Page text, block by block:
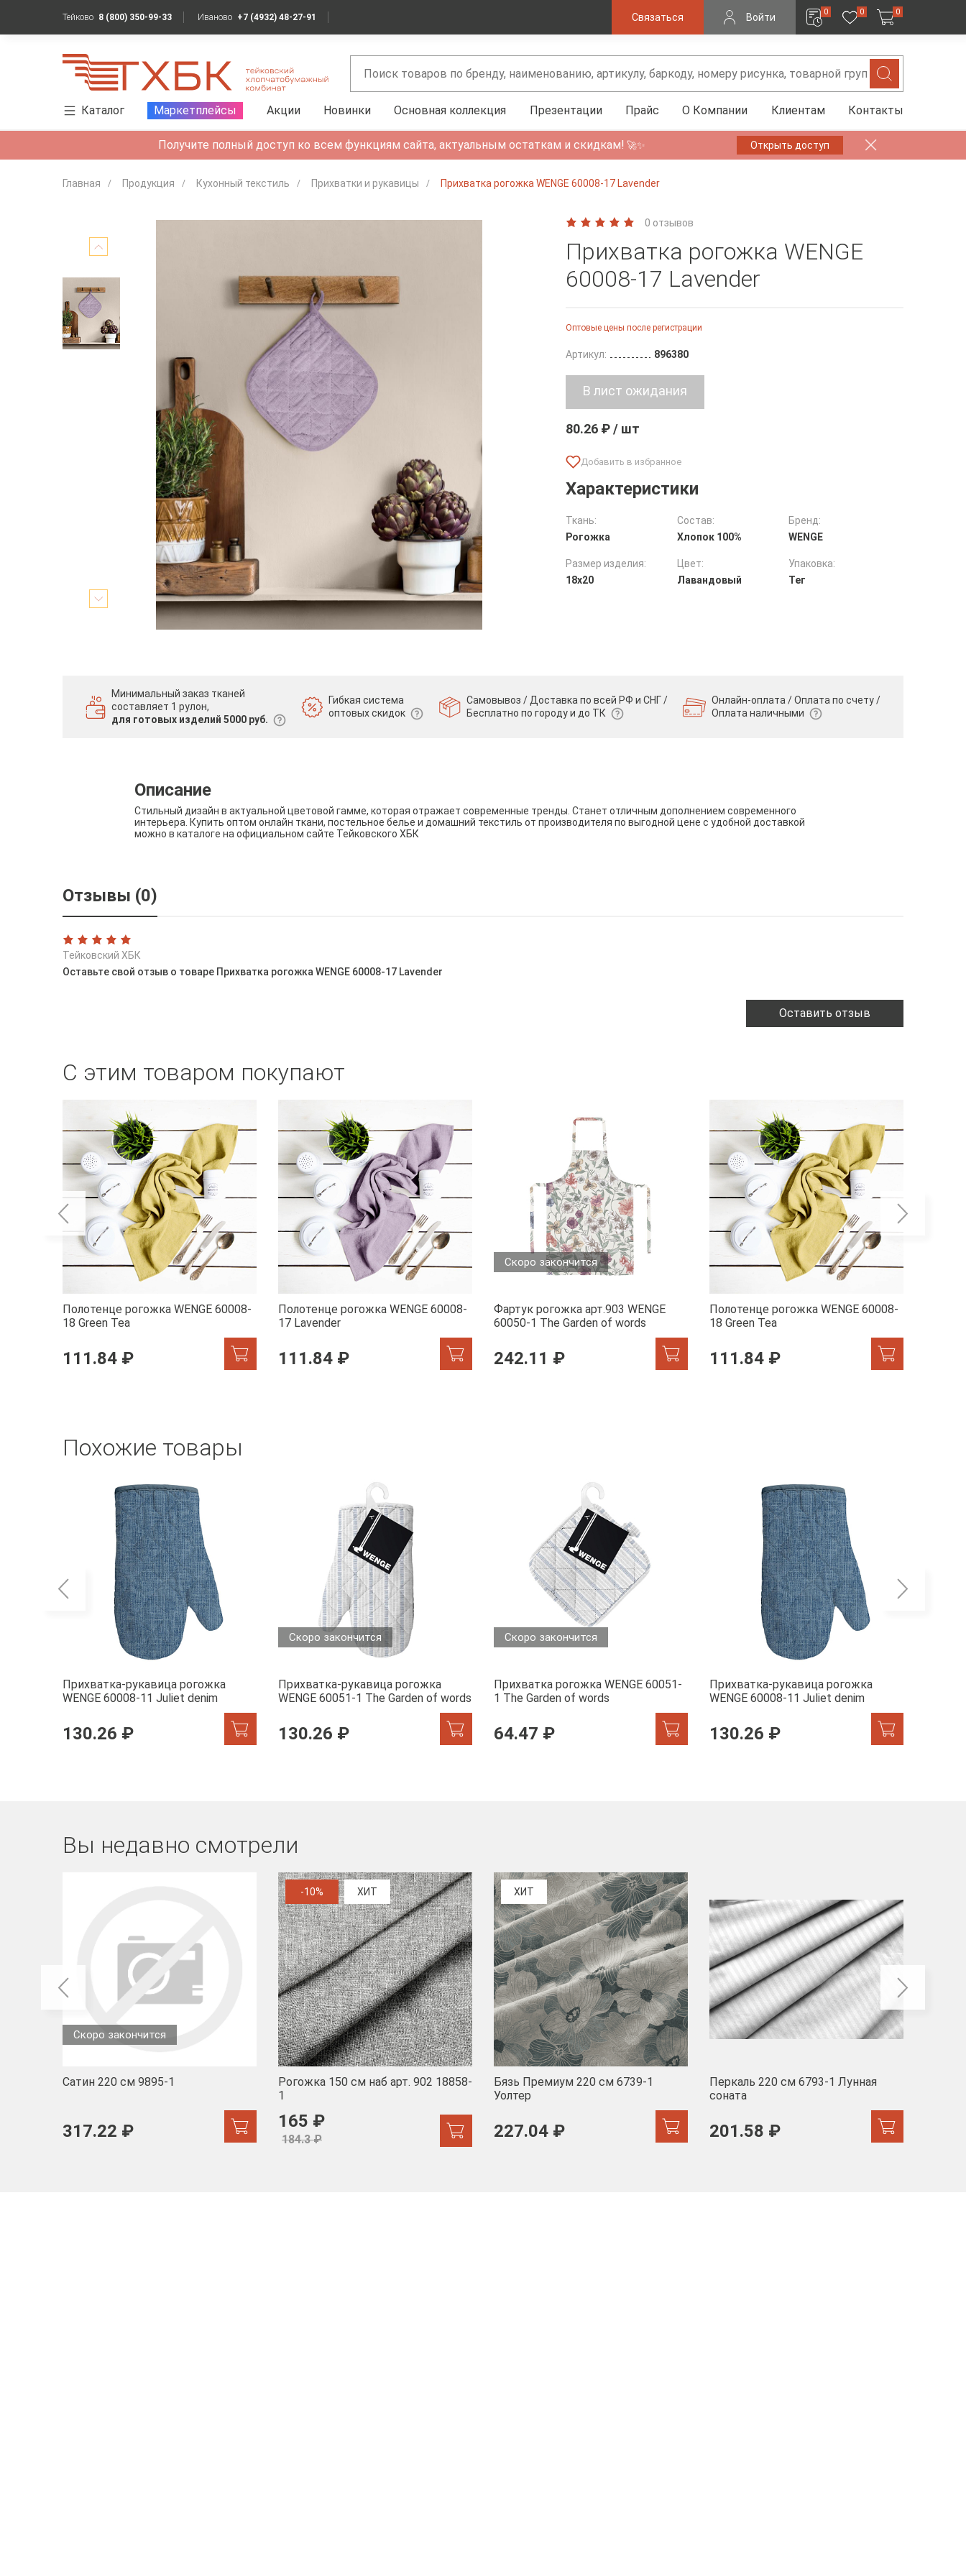
Тейково 8 (800) 350-99-33 Иваново +7 (4932) 48-27-91 Связаться Войти 0 0 0
Каталог Маркетплейсы Акции Новинки Основная коллекция Презентации Прайс О Компании Клиентам Контакты
Получите полный доступ ко всем функциям сайта, актуальным остаткам и скидкам! 🚀✨ Открыть доступ
Главная Продукция Кухонный текстиль Прихватки и рукавицы Прихватка рогожка WENGE 60008-17 Lavender
0 отзывов
Прихватка рогожка WENGE
60008-17 Lavender
Оптовые цены после регистрации
Артикул: 896380
80.26 ₽ / шт
Характеристики
Ткань:
Рогожка
Состав:
Хлопок 100%
Бренд:
WENGE
Размер изделия:
18х20
Цвет:
Лавандовый
Упаковка:
Тег
Минимальный заказ тканей
составляет 1 рулон,
для готовых изделий 5000 руб.
Гибкая система
оптовых скидок
Самовывоз / Доставка по всей РФ и СНГ /
Бесплатно по городу и до ТК
Онлайн-оплата / Оплата по счету /
Оплата наличными
Описание
Стильный дизайн в актуальной цветовой гамме, которая отражает современные тренды. Станет отличным дополнением современного
интерьера. Купить оптом онлайн ткани, постельное белье и домашний текстиль от производителя по выгодной цене с удобной доставкой
можно в каталоге на официальном сайте Тейковского ХБК
Отзывы (0)
Тейковский ХБК
Оставьте свой отзыв о товаре Прихватка рогожка WENGE 60008-17 Lavender
Оставить отзыв
С этим товаром покупают
Полотенце рогожка WENGE 60008-
18 Green Tea
111.84 ₽
Полотенце рогожка WENGE 60008-
17 Lavender
111.84 ₽
Скоро закончится
Фартук рогожка арт.903 WENGE
60050-1 The Garden of words
242.11 ₽
Полотенце рогожка WENGE 60008-
18 Green Tea
111.84 ₽
Похожие товары
Прихватка-рукавица рогожка
WENGE 60008-11 Juliet denim
130.26 ₽
Скоро закончится
Прихватка-рукавица рогожка
WENGE 60051-1 The Garden of words
130.26 ₽
Скоро закончится
Прихватка рогожка WENGE 60051-
1 The Garden of words
64.47 ₽
Прихватка-рукавица рогожка
WENGE 60008-11 Juliet denim
130.26 ₽
Вы недавно смотрели
Скоро закончится
Сатин 220 см 9895-1
317.22 ₽
-10% ХИТ
Рогожка 150 см наб арт. 902 18858-
1
165 ₽
184.3 ₽
ХИТ
Бязь Премиум 220 см 6739-1
Уолтер
227.04 ₽
Перкаль 220 см 6793-1 Лунная
соната
201.58 ₽